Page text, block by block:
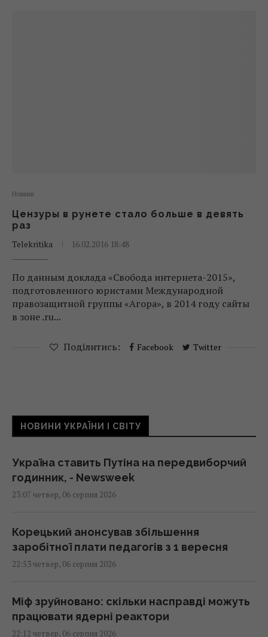
Новини
Цензуры в рунете стало больше в девять
раз
Telekritika
16.02.2016 18:48
По данным доклада «Свобода интернета-2015»,
подготовленного юристами Международной
правозащитной группы «Агора», в 2014 году сайты
в зоне .ru...
Поділитись: Facebook Twitter
НОВИНИ УКРАЇНИ І СВІТУ
Україна ставить Путіна на передвиборчий
годинник, - Newsweek
23:07 четвер, 06 серпня 2026
Корецький анонсував збільшення
заробітної плати педагогів з 1 вересня
22:53 четвер, 06 серпня 2026
Міф зруйновано: скільки насправді можуть
працювати ядерні реактори
22:12 четвер, 06 серпня 2026